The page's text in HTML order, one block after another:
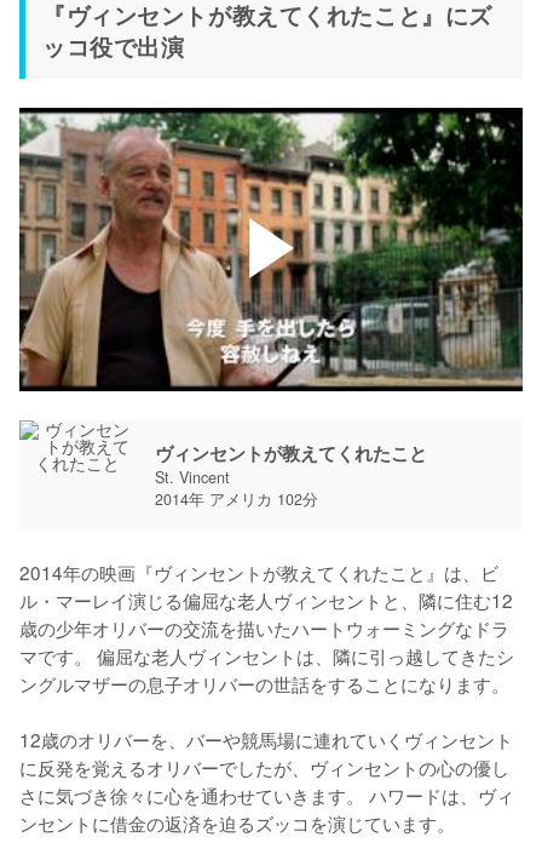
『ヴィンセントが教えてくれたこと』にズ
ッコ役で出演
ヴィンセントが教えてくれたこと
St. Vincent
2014年 アメリカ 102分
2014年の映画『ヴィンセントが教えてくれたこと』は、ビ
ル・マーレイ演じる偏屈な老人ヴィンセントと、隣に住む12
歳の少年オリバーの交流を描いたハートウォーミングなドラ
マです。 偏屈な老人ヴィンセントは、隣に引っ越してきたシ
ングルマザーの息子オリバーの世話をすることになります。
12歳のオリバーを、バーや競馬場に連れていくヴィンセント
に反発を覚えるオリバーでしたが、ヴィンセントの心の優し
さに気づき徐々に心を通わせていきます。 ハワードは、ヴィ